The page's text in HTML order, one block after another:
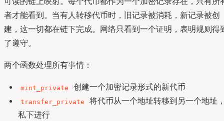
者才能看到。当有人转移代币时，旧记录被消耗，新记录被创
建，这一切都在链下完成。网络只看到一个证明，表明规则得
了遵守。
两个函数处理所有事情：
mint_private 创建一个加密记录形式的新代币
transfer_private
将代币从一个地址转移到另一个地址
私下进行